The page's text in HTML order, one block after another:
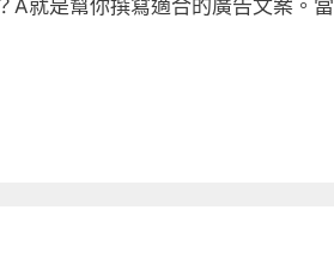
A就是幫你撰寫適合的廣告文案。當